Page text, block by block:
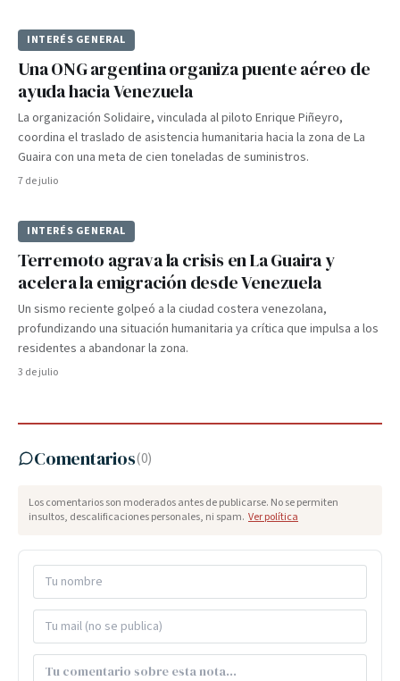
INTERÉS GENERAL
Una ONG argentina organiza puente aéreo de
ayuda hacia Venezuela
La organización Solidaire, vinculada al piloto Enrique Piñeyro,
coordina el traslado de asistencia humanitaria hacia la zona de La
Guaira con una meta de cien toneladas de suministros.
7 de julio
INTERÉS GENERAL
Terremoto agrava la crisis en La Guaira y
acelera la emigración desde Venezuela
Un sismo reciente golpeó a la ciudad costera venezolana,
profundizando una situación humanitaria ya crítica que impulsa a los
residentes a abandonar la zona.
3 de julio
Comentarios(0)
Los comentarios son moderados antes de publicarse. No se permiten
insultos, descalificaciones personales, ni spam. Ver política